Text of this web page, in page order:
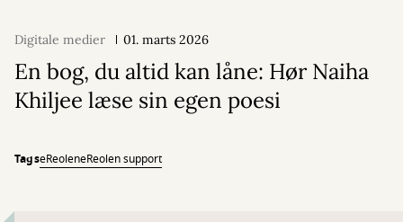
Digitale medier 01. marts 2026
En bog, du altid kan låne: Hør Naiha
Khiljee læse sin egen poesi
TagseReoleneReolen support